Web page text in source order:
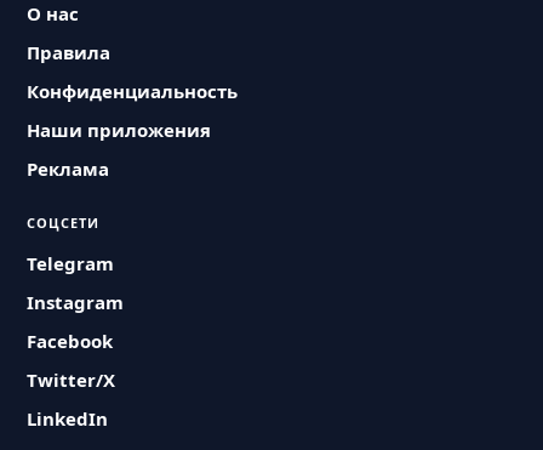
О нас
Правила
Конфиденциальность
Наши приложения
Реклама
СОЦСЕТИ
Telegram
Instagram
Facebook
Twitter/X
LinkedIn